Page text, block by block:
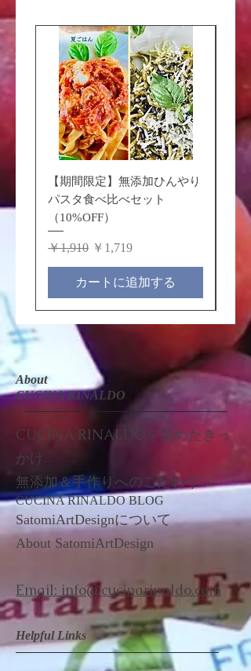
お野菜ピザは、イタリア産有機ホー
ルトマトと宮崎綾町産の有機お野
菜、熊本産牛乳で作ったフレッシュ
チーズをトッピングしてます。
注：有機お野菜は、季節によって変
わります。
フルーツピザは、日向夏・ブルーベ
リ・栗と有機粗糖で作ったソースに
熊本産牛乳で作ったフレッシュチー
ズやフルーツをトッピングしてま
ーに入るサイズ♪
食べきりサイズで、年配の方にも人
無添加・手作りだからこそ、安心し
てお選びいただけます。
ご自宅用にはもちろん、ちょっとし
たご褒美や、くつろぎの時間に。
大切な方への贈り物やギフトにもお
すすめです。
【こんな用途におすすめ】
結婚祝い／出産祝い／誕生日プレゼ
ント／夏ギフト／お中元／内祝い／
お取り寄せ など
※「ラッピングあり」をご選択いた
だくと、ギフト用に丁寧にお包みい
たします。（1点につき200円）
※他の商品とまとめてラッピングを
ご希望の場合は、「ラッピング
」を
【期間限定】無添加ひんやり
パスタ食べ比べセット
（10%OFF）
通常価格
￥1,910 セール価格
￥1,719
カートに追加する
母
の
About
CUCINA RINALDO
CUCINA RINALDOを始めたきっ
かけ
​​無添加＆手作りへのこだわり
​CUCINA RINALDO BLOG
​SatomiArtDesignについて
About ​ SatomiArtDesign
Email: info@cucinarinaldo.com
Helpful Links